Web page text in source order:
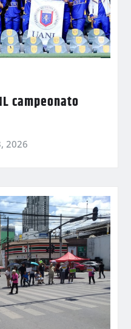
campeonato
2026